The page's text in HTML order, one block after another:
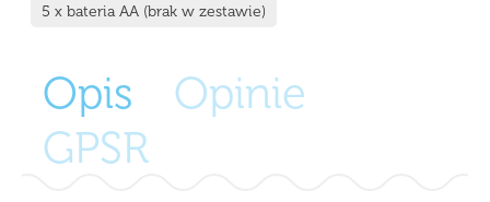
5 x bateria AA (brak w zestawie)
Opis
Opinie
GPSR